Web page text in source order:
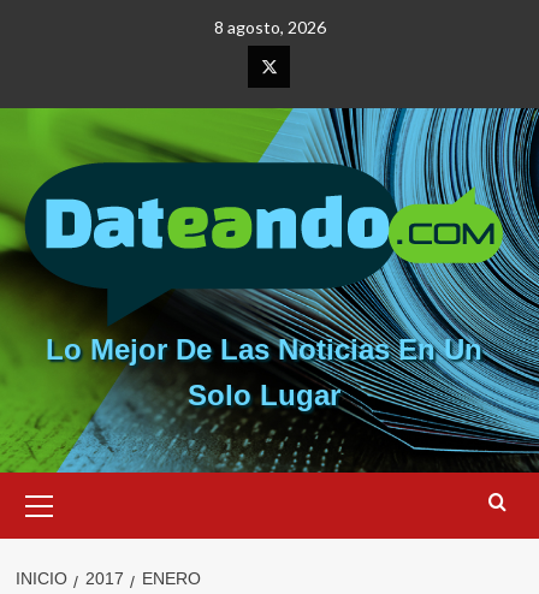
8 agosto, 2026
Elemento
del
menú
Lo Mejor De Las Noticias En Un
Solo Lugar
primario
INICIO 2017 ENERO